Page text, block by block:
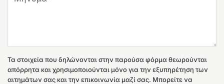
Τα στοιχεία που δηλώνονται στην παρούσα φόρμα θεωρούνται
απόρρητα και χρησιμοποιούνται μόνο για την εξυπηρέτηση των
αιτημάτων σας και την επικοινωνία μαζί σας. Μπορείτε να